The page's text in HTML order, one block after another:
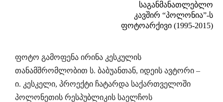
საგანმანათლებლო
კავშირ “პოლონია”-ს
ფოტოარქივი (1995-2015)
ფოტო გამოფენა ირინა კესკულის
თანამშრომლობით ს. ბაბუანთან, იდეის ავტორი –
ი. კესკელი, პროექტი ჩატარდა საქართველოში
პოლონეთის რესპუბლიკის საელჩოს